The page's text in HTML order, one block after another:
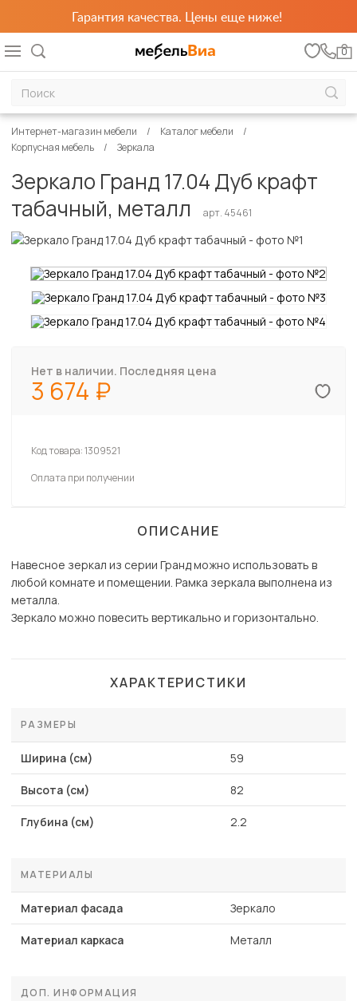
Гарантия качества. Цены еще ниже!
0
Интернет-магазин мебели
Каталог мебели
Корпусная мебель
Зеркала
Зеркало Гранд 17.04 Дуб крафт
табачный, металл
арт. 45461
Нет в наличии. Последняя цена
3 674
Код товара:1309521
Оплата при получении
ОПИСАНИЕ
Навесное зеркал из серии Гранд можно использовать в
любой комнате и помещении. Рамка зеркала выполнена из
металла.
Зеркало можно повесить вертикально и горизонтально.
ХАРАКТЕРИСТИКИ
РАЗМЕРЫ
Ширина (см) 59
Высота (см) 82
Глубина (см) 2.2
МАТЕРИАЛЫ
Материал фасада Зеркало
Материал каркаса Металл
ДОП. ИНФОРМАЦИЯ